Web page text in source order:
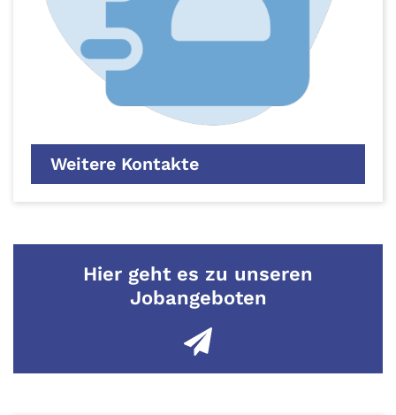
Weitere Kontakte
Hier geht es zu unseren
Jobangeboten